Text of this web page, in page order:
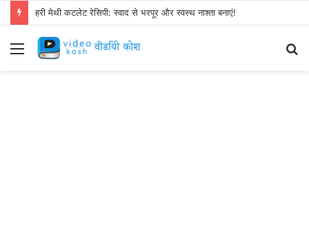
हरी मेथी कटलेट रेसिपी: स्वाद से भरपूर और स्वस्थ नाश्ता बनाएं!
Menu